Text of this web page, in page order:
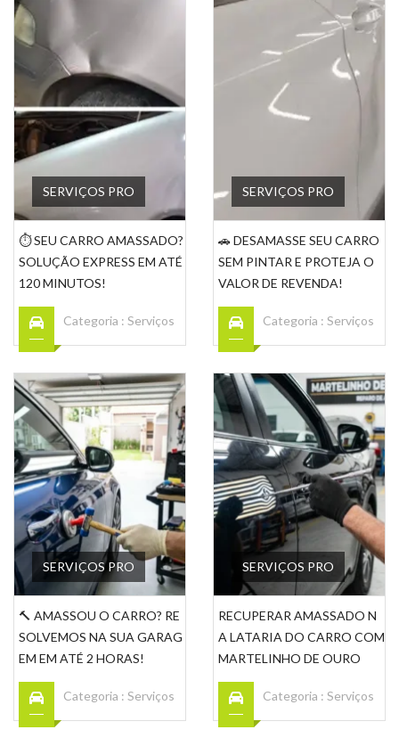
SERVIÇOS PRO
⏱️ SEU CARRO AMASSADO?
SOLUÇÃO EXPRESS EM ATÉ
120 MINUTOS!
Categoria : Serviços
SERVIÇOS PRO
🚗 DESAMASSE SEU CARRO
SEM PINTAR E PROTEJA O
VALOR DE REVENDA!
Categoria : Serviços
SERVIÇOS PRO
🔨 AMASSOU O CARRO? RE
SOLVEMOS NA SUA GARAG
EM EM ATÉ 2 HORAS!
Categoria : Serviços
SERVIÇOS PRO
RECUPERAR AMASSADO N
A LATARIA DO CARRO COM
MARTELINHO DE OURO
Categoria : Serviços